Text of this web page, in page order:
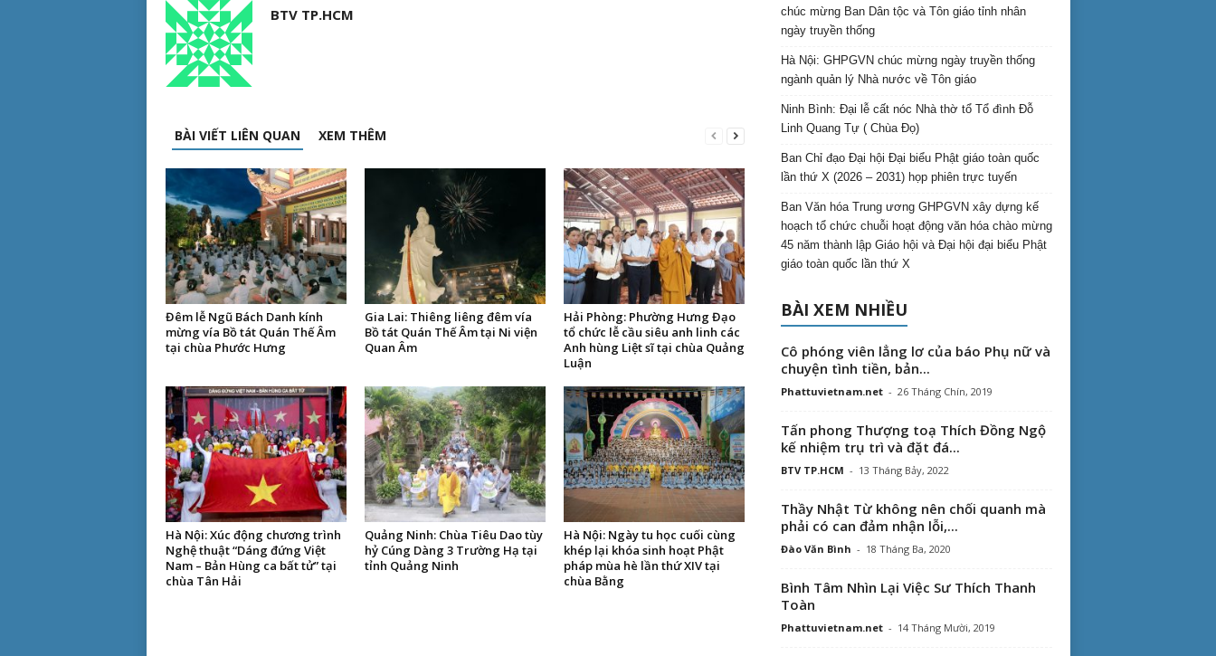
BTV TP.HCM
BÀI VIẾT LIÊN QUAN XEM THÊM
Đêm lễ Ngũ Bách Danh kính
mừng vía Bồ tát Quán Thế Âm
tại chùa Phước Hưng
Gia Lai: Thiêng liêng đêm vía
Bồ tát Quán Thế Âm tại Ni viện
Quan Âm
Hải Phòng: Phường Hưng Đạo
tổ chức lễ cầu siêu anh linh các
Anh hùng Liệt sĩ tại chùa Quảng
Luận
Hà Nội: Xúc động chương trình
Nghệ thuật “Dáng đứng Việt
Nam – Bản Hùng ca bất tử” tại
chùa Tân Hải
Quảng Ninh: Chùa Tiêu Dao tùy
hỷ Cúng Dàng 3 Trường Hạ tại
tỉnh Quảng Ninh
Hà Nội: Ngày tu học cuối cùng
khép lại khóa sinh hoạt Phật
pháp mùa hè lần thứ XIV tại
chùa Bằng
chúc mừng Ban Dân tộc và Tôn giáo tỉnh nhân
ngày truyền thống
Hà Nội: GHPGVN chúc mừng ngày truyền thống
ngành quản lý Nhà nước về Tôn giáo
Ninh Bình: Đại lễ cất nóc Nhà thờ tổ Tổ đình Đỗ
Linh Quang Tự ( Chùa Đọ)
Ban Chỉ đạo Đại hội Đại biểu Phật giáo toàn quốc
lần thứ X (2026 – 2031) họp phiên trực tuyến
Ban Văn hóa Trung ương GHPGVN xây dựng kế
hoạch tổ chức chuỗi hoạt động văn hóa chào mừng
45 năm thành lập Giáo hội và Đại hội đại biểu Phật
giáo toàn quốc lần thứ X
BÀI XEM NHIỀU
Cô phóng viên lẳng lơ của báo Phụ nữ và
chuyện tình tiền, bản...
Phattuvietnam.net - 26 Tháng Chín, 2019
Tấn phong Thượng toạ Thích Đồng Ngộ
kế nhiệm trụ trì và đặt đá...
BTV TP.HCM - 13 Tháng Bảy, 2022
Thầy Nhật Từ không nên chối quanh mà
phải có can đảm nhận lỗi,...
Đào Văn Bình - 18 Tháng Ba, 2020
Bình Tâm Nhìn Lại Việc Sư Thích Thanh
Toàn
Phattuvietnam.net - 14 Tháng Mười, 2019